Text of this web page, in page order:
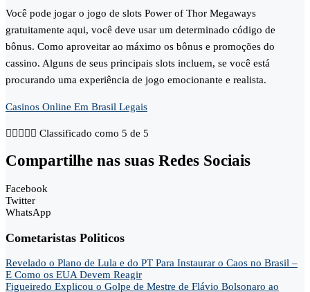
Você pode jogar o jogo de slots Power of Thor Megaways
gratuitamente aqui, você deve usar um determinado código de
bônus. Como aproveitar ao máximo os bônus e promoções do
cassino. Alguns de seus principais slots incluem, se você está
procurando uma experiência de jogo emocionante e realista.
Casinos Online Em Brasil Legais
     Classificado como 5 de 5
Compartilhe nas suas Redes Sociais
Facebook
Twitter
WhatsApp
Cometaristas Politicos
Revelado o Plano de Lula e do PT Para Instaurar o Caos no Brasil –
E Como os EUA Devem Reagir
Figueiredo Explicou o Golpe de Mestre de Flávio Bolsonaro ao